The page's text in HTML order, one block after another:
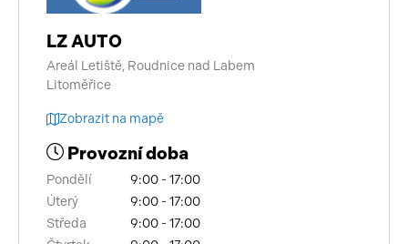
LZ AUTO
Areál Letiště, Roudnice nad Labem
Litoměřice
Zobrazit na mapě
Provozní doba
Pondělí
9:00 - 17:00
Úterý
9:00 - 17:00
Středa
9:00 - 17:00